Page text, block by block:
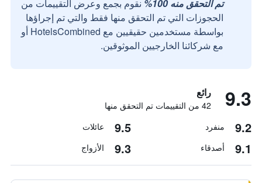
تم التحقق منه 100%
نقوم بجمع وعرض التقييمات من
الحجوزات التي تم التحقق منها فقط والتي تم إجراؤها
بواسطة مستخدمين حقيقيين مع HotelsCombined أو
مع شركائنا الخارجيين الموثوقين.
9.3 رائع
42 من التقييمات تم التحقق منها
9.2 منفرد 9.5 عائلات
9.1 أصدقاء 9.3 الأزواج